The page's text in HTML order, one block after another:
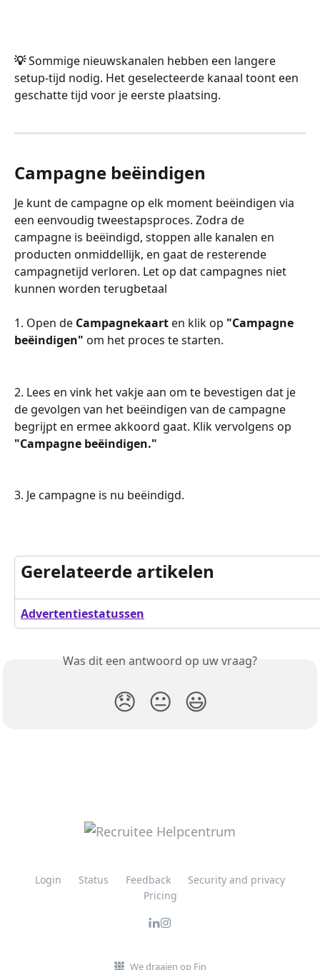
💡 Sommige nieuwskanalen hebben een langere
setup-tijd nodig. Het geselecteerde kanaal toont een
geschatte tijd voor je eerste plaatsing.
Campagne beëindigen
Je kunt de campagne op elk moment beëindigen via
een eenvoudig tweestapsproces. Zodra de
campagne is beëindigd, stoppen alle kanalen en
producten onmiddellijk, en gaat de resterende
campagnetijd verloren. Let op dat campagnes niet
kunnen worden terugbetaal
1. Open de Campagnekaart en klik op "Campagne
beëindigen" om het proces te starten.
2. Lees en vink het vakje aan om te bevestigen dat je
de gevolgen van het beëindigen van de campagne
begrijpt en ermee akkoord gaat. Klik vervolgens op
"Campagne beëindigen."
3. Je campagne is nu beëindigd.
Gerelateerde artikelen
Advertentiestatussen
Was dit een antwoord op uw vraag?
😞 😐 😃
Login Status Feedback
Security and privacy
Pricing
We draaien op Fin